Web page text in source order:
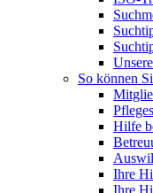
So können
Hilfe
Ihre
Ihre